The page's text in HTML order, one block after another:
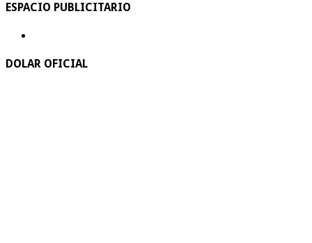
ESPACIO PUBLICITARIO
DOLAR OFICIAL